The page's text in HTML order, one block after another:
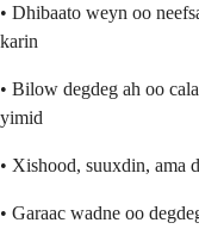
• Dhibaato weyn oo
karin
• Bilow degdeg ah oo
yimid
• Xishood, suuxdin, ama
• Garaac wadne oo